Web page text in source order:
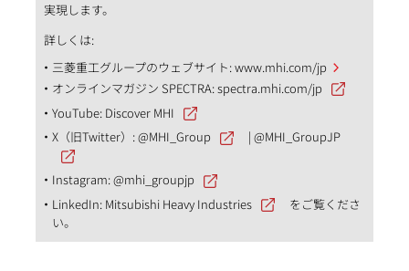
実現します。
詳しくは:
三菱重工グループのウェブサイト:www.mhi.com/jp
オンラインマガジン SPECTRA:spectra.mhi.com/jp
YouTube: Discover MHI
X（旧Twitter）:@MHI_Group |@MHI_GroupJP
Instagram:@mhi_groupjp
LinkedIn: Mitsubishi Heavy Industries
をご覧くださ
い。